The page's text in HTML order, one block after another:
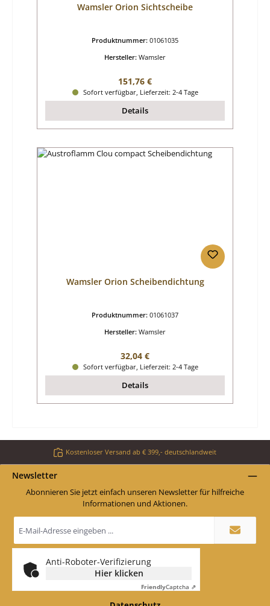
Wamsler Orion Sichtscheibe
Produktnummer: 01061035
Hersteller: Wamsler
Regulärer Preis:
151,76 €
Sofort verfügbar, Lieferzeit: 2-4 Tage
Details
Wamsler Orion Scheibendichtung
Produktnummer: 01061037
Hersteller: Wamsler
Regulärer Preis:
32,04 €
Sofort verfügbar, Lieferzeit: 2-4 Tage
Details
Kostenloser Versand ab € 399,- deutschlandweit
Newsletter
Abonnieren Sie jetzt einfach unseren Newsletter für hilfreiche
Informationen und Aktionen.
Mail-
Adresse
*
Anti-Roboter-Verifizierung
Hier klicken
FriendlyCaptcha ⇗